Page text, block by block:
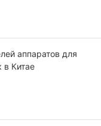
аппаратов для
в Китае